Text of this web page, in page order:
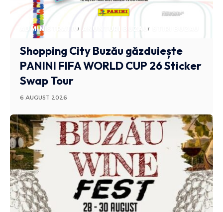
ADMINISTRATIV ANUNTURI BUZAU
Shopping City Buzău găzduiește
PANINI FIFA WORLD CUP 26 Sticker
Swap Tour
6 AUGUST 2026